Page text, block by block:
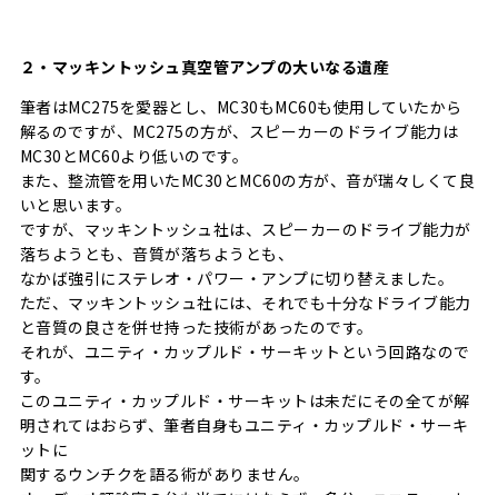
２・マッキントッシュ真空管アンプの大いなる遺産
筆者はMC275を愛器とし、MC30もMC60も使用していたから
解るのですが、MC275の方が、スピーカーのドライブ能力は
MC30とMC60より低いのです。
また、整流管を用いたMC30とMC60の方が、音が瑞々しくて良
いと思います。
ですが、マッキントッシュ社は、スピーカーのドライブ能力が
落ちようとも、音質が落ちようとも、
なかば強引にステレオ・パワー・アンプに切り替えました。
ただ、マッキントッシュ社には、それでも十分なドライブ能力
と音質の良さを併せ持った技術があったのです。
それが、ユニティ・カップルド・サーキットという回路なので
す。
このユニティ・カップルド・サーキットは未だにその全てが解
明されてはおらず、筆者自身もユニティ・カップルド・サーキ
ットに
関するウンチクを語る術がありません。